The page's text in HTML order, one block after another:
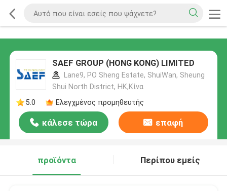
SAEF GROUP (HONG KONG) LIMITED
Lane9, PO Sheng Estate, ShuiWan, Sheung
Shui North District, HK,Κίνα
5.0
Ελεγχμένος προμηθευτής
κάλεσε τώρα επαφή
προϊόντα Περίπου εμείς